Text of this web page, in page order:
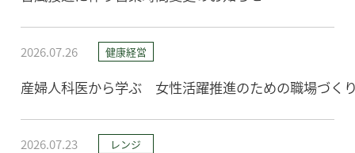
2026.07.26 健康経営
産婦人科医から学ぶ 女性活躍推進のための職場づく
2026.07.23 レンジ